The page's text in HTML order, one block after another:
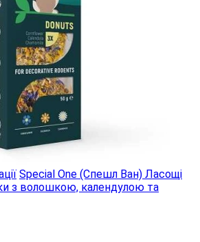
Special One (Спешл Ван) Ласощі
з волошкою, календулою та